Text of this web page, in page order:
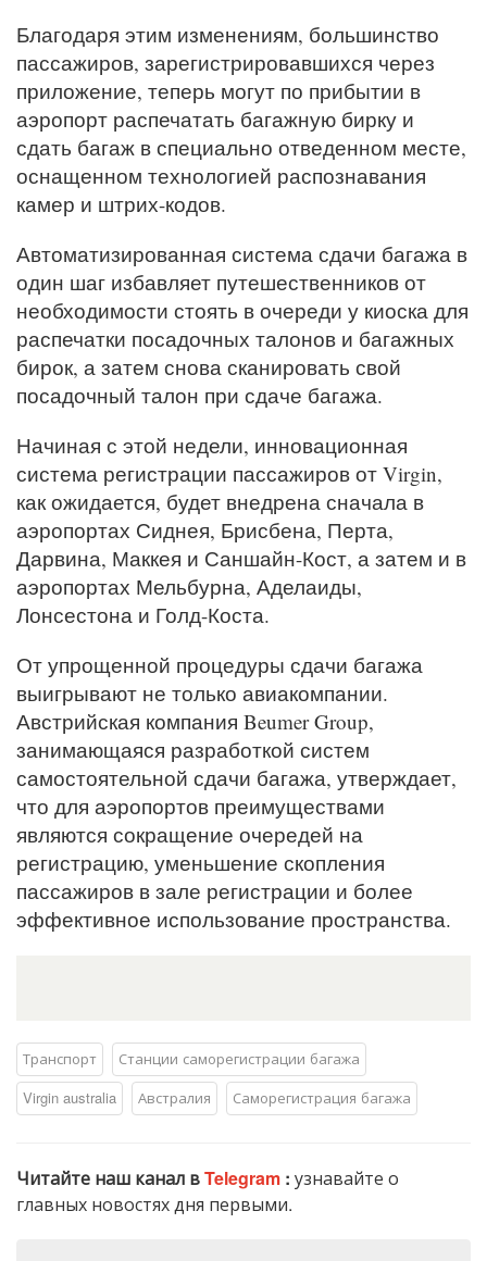
Благодаря этим изменениям, большинство
пассажиров, зарегистрировавшихся через
приложение, теперь могут по прибытии в
аэропорт распечатать багажную бирку и
сдать багаж в специально отведенном месте,
оснащенном технологией распознавания
камер и штрих-кодов.
Автоматизированная система сдачи багажа в
один шаг избавляет путешественников от
необходимости стоять в очереди у киоска для
распечатки посадочных талонов и багажных
бирок, а затем снова сканировать свой
посадочный талон при сдаче багажа.
Начиная с этой недели, инновационная
система регистрации пассажиров от Virgin,
как ожидается, будет внедрена сначала в
аэропортах Сиднея, Брисбена, Перта,
Дарвина, Маккея и Саншайн-Кост, а затем и в
аэропортах Мельбурна, Аделаиды,
Лонсестона и Голд-Коста.
От упрощенной процедуры сдачи багажа
выигрывают не только авиакомпании.
Австрийская компания Beumer Group,
занимающаяся разработкой систем
самостоятельной сдачи багажа, утверждает,
что для аэропортов преимуществами
являются сокращение очередей на
регистрацию, уменьшение скопления
пассажиров в зале регистрации и более
эффективное использование пространства.
Транспорт
Станции саморегистрации багажа
Virgin australia
Австралия Саморегистрация багажа
Читайте наш канал вTelegram : узнавайте о
главных новостях дня первыми.